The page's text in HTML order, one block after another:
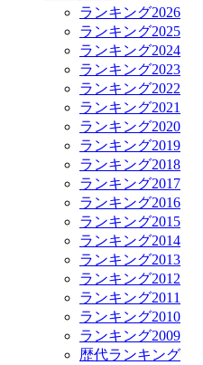
ランキング2026
ランキング2025
ランキング2024
ランキング2023
ランキング2022
ランキング2021
ランキング2020
ランキング2019
ランキング2018
ランキング2017
ランキング2016
ランキング2015
ランキング2014
ランキング2013
ランキング2012
ランキング2011
ランキング2010
ランキング2009
歴代ランキング